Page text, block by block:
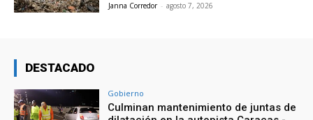
Janna Corredor - agosto 7, 2026
DESTACADO
Gobierno
Culminan mantenimiento de juntas de